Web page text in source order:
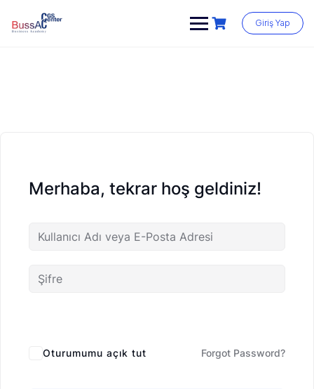
content
Giriş Yap
Merhaba, tekrar hoş geldiniz!
Oturumumu açık tut Forgot Password?